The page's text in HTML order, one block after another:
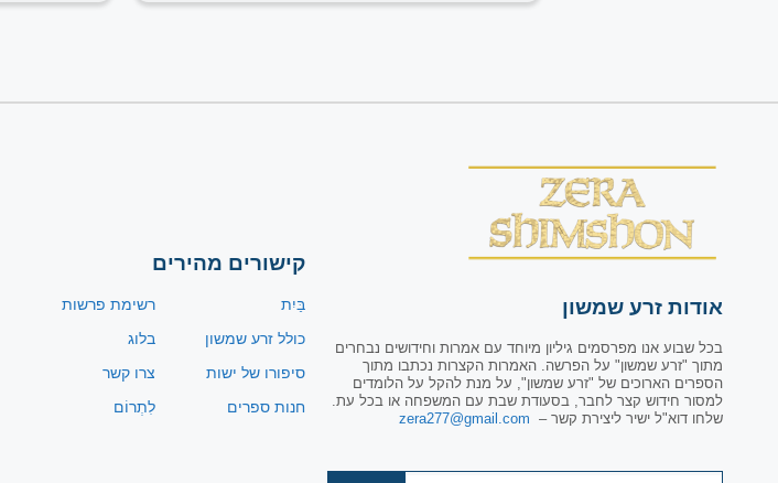
אודות זרע שמשון
בכל שבוע אנו מפרסמים גיליון מיוחד עם אמרות וחידושים נבחרים
מתוך "זרע שמשון" על הפרשה. האמרות הקצרות נכתבו מתוך
הספרים הארוכים של "זרע שמשון", על מנת להקל על הלומדים
למסור חידוש קצר לחבר, בסעודת שבת עם המשפחה או בכל עת.
שלחו דוא"ל ישיר ליצירת קשר – zera277@gmail.com
קישורים מהירים
בַּיִת
כולל זרע שמשון
סיפורו של ישות
חנות ספרים
רשימת פרשות
בלוג
צרו קשר
לִתְרוֹם